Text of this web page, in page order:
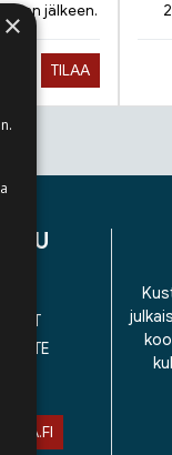
sen jälkeen.
TILAA
×